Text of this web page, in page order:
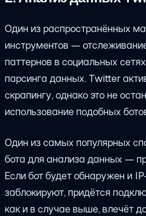
Один из распространённых
инструментов —
паттернов в социальных
парсинга данных. Twitter
скрапингу, однако это не
использование подобных
Один из самых популярных
бота для анализа данных —
Если бот будет обнаружен и
заблокируют, придётся
как и в случае выше, влечёт